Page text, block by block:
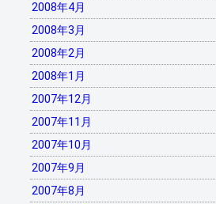
2008年4月
2008年3月
2008年2月
2008年1月
2007年12月
2007年11月
2007年10月
2007年9月
2007年8月